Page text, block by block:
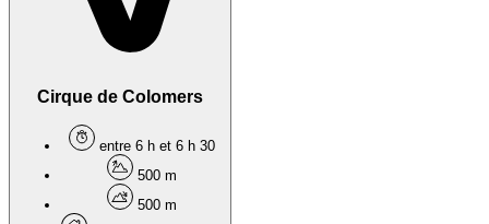
Cirque de Colomers
entre 6 h et 6 h 30
500 m
500 m